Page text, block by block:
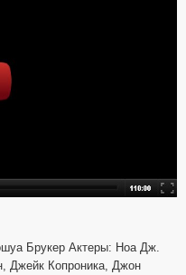
Брукер Актеры: Ноа Дж.
Джейк Копроника, Джон